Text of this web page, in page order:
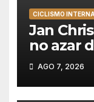
CICLISMO
Jan
no azar
Emirates
Polónia
AGO 7, 2026